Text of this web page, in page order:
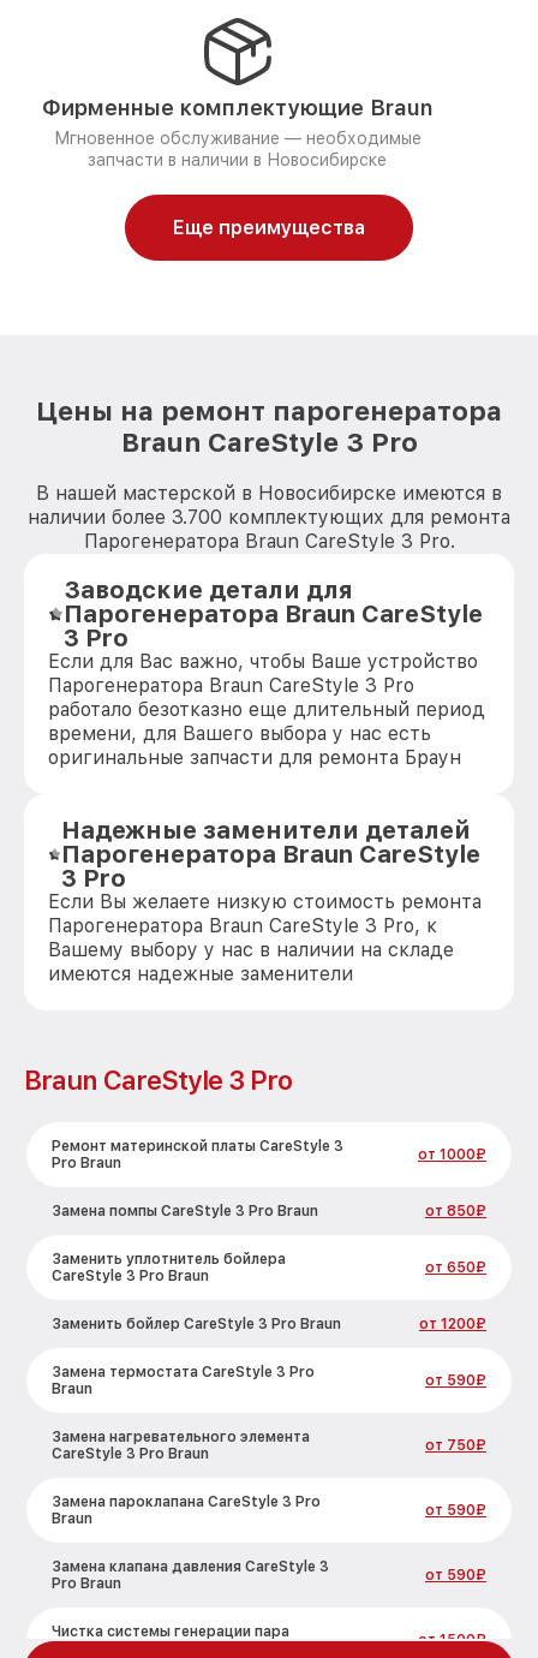
Фирменные комплектующие Braun
Мгновенное обслуживание — необходимые
запчасти в наличии в Новосибирске
Еще преимущества
Цены на ремонт парогенератора
Braun CareStyle 3 Pro
В нашей мастерской в Новосибирске имеются в
наличии более 3.700 комплектующих для ремонта
Парогенератора Braun CareStyle 3 Pro.
Заводские детали для
Парогенератора Braun CareStyle
3 Pro
Если для Вас важно, чтобы Ваше устройство
Парогенератора Braun CareStyle 3 Pro
работало безотказно еще длительный период
времени, для Вашего выбора у нас есть
оригинальные запчасти для ремонта Браун
Надежные заменители деталей
Парогенератора Braun CareStyle
3 Pro
Если Вы желаете низкую стоимость ремонта
Парогенератора Braun CareStyle 3 Pro, к
Вашему выбору у нас в наличии на складе
имеются надежные заменители
Braun CareStyle 3 Pro
Ремонт материнской платы CareStyle 3
Pro Braun
от 1000₽
Замена помпы CareStyle 3 Pro Braun от 850₽
Заменить уплотнитель бойлера
CareStyle 3 Pro Braun
от 650₽
Заменить бойлер CareStyle 3 Pro Braun от 1200₽
Замена термостата CareStyle 3 Pro
Braun
от 590₽
Замена нагревательного элемента
CareStyle 3 Pro Braun
от 750₽
Замена пароклапана CareStyle 3 Pro
Braun
от 590₽
Замена клапана давления CareStyle 3
Pro Braun
от 590₽
Чистка системы генерации пара
от 1500₽